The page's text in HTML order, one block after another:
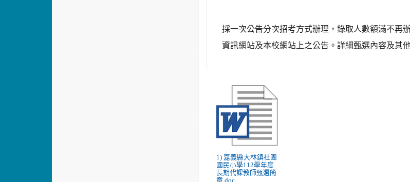
採一次公告分次招考方式辦理，錄取人數額滿不再
資訊網站及本校網站上之公告。詳細甄選內容及其
1) 嘉義縣大林鎮社團
國民小學112學年度
長期代課教師甄選簡
章.doc